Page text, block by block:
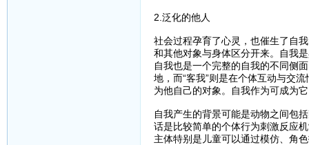
2.泛化的他人
社会过程孕育了心灵，也催生了自
和其他对象与身体区分开来。自我
自我也是一个完整的自我的不同侧
地，而“客我”则是在个体互动与交
为他自己的对象。自我作为可成为
自我产生的背景可能是动物之间包
话是比较简单的个体行为刺激反应
主体特别是儿童可以通过模仿、角